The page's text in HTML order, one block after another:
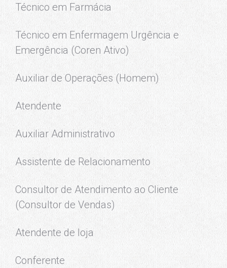
Técnico em Farmácia
Técnico em Enfermagem Urgência e
Emergência (Coren Ativo)
Auxiliar de Operações (Homem)
Atendente
Auxiliar Administrativo
Assistente de Relacionamento
Consultor de Atendimento ao Cliente
(Consultor de Vendas)
Atendente de loja
Conferente